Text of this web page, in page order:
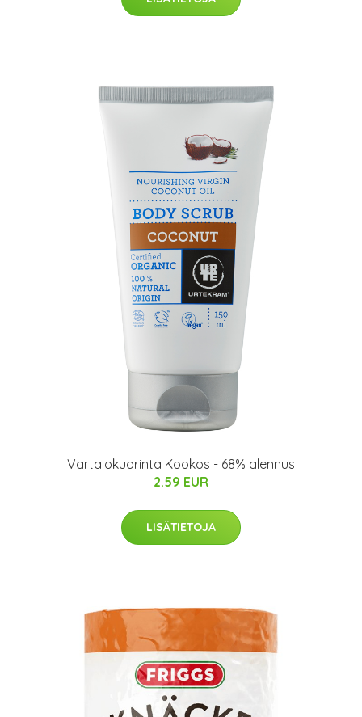
Vartalokuorinta Kookos - 68% alennus
2.59 EUR
LISÄTIETOJA